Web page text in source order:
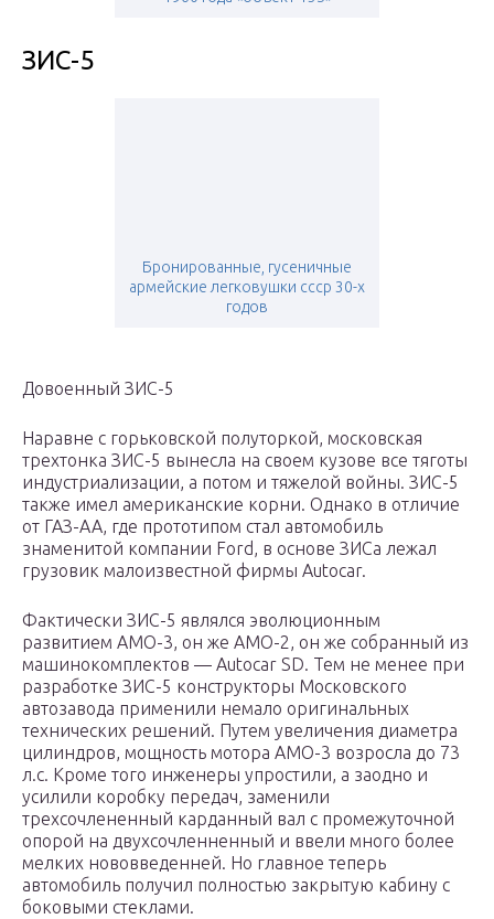
ЗИС-5
Бронированные, гусеничные
армейские легковушки ссср 30-х
годов
Довоенный ЗИС-5
Наравне с горьковской полуторкой, московская
трехтонка ЗИС-5 вынесла на своем кузове все тяготы
индустриализации, а потом и тяжелой войны. ЗИС-5
также имел американские корни. Однако в отличие
от ГАЗ-АА, где прототипом стал автомобиль
знаменитой компании Ford, в основе ЗИСа лежал
грузовик малоизвестной фирмы Autocar.
Фактически ЗИС-5 являлся эволюционным
развитием АМО-3, он же АМО-2, он же собранный из
машинокомплектов — Autocar SD. Тем не менее при
разработке ЗИС-5 конструкторы Московского
автозавода применили немало оригинальных
технических решений. Путем увеличения диаметра
цилиндров, мощность мотора АМО-3 возросла до 73
л.с. Кроме того инженеры упростили, а заодно и
усилили коробку передач, заменили
трехсочлененный карданный вал с промежуточной
опорой на двухсочленненный и ввели много более
мелких нововведенней. Но главное теперь
автомобиль получил полностью закрытую кабину с
боковыми стеклами.